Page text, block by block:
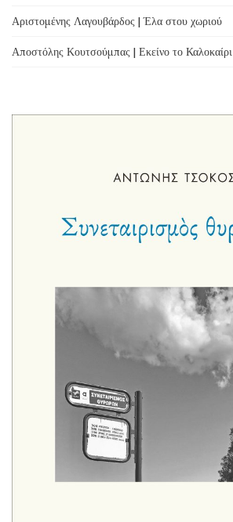
Αριστομένης Λαγουβάρδος | Έλα στου χωριού
Αποστόλης Κουτσούμπας | Εκείνο το Καλοκαίρι